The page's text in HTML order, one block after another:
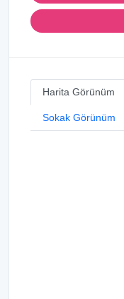
Harita Görünüm
Sokak Görünüm